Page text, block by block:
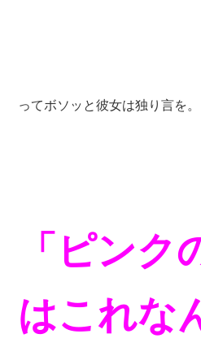
ってボソッと彼女は独り言を。
「ピン
はこれな